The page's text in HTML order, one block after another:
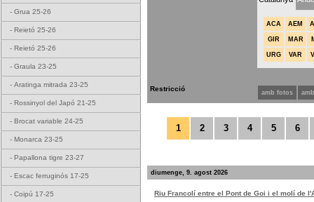
- Grua 25-26
- Reietó 25-26
- Reietó 25-26
- Graula 23-25
- Aratinga mitrada 23-25
- Rossinyol del Japó 21-25
- Brocat variable 24-25
- Monarca 23-25
- Papallona tigre 23-27
- Escac ferruginós 17-25
- Coipú 17-25
ACA AEM
GIR MAR
URG VAR
Restricció amb fotos
1 2 3 4 5 6
diumenge, 9. agost 2026
Riu Francolí entre el Pont de Goi i el molí de